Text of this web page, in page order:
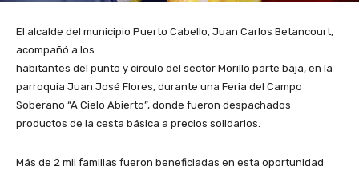
El alcalde del municipio Puerto Cabello, Juan Carlos Betancourt,
acompañó a los
habitantes del punto y círculo del sector Morillo parte baja, en la
parroquia Juan José Flores, durante una Feria del Campo
Soberano “A Cielo Abierto”, donde fueron despachados
productos de la cesta básica a precios solidarios.
Más de 2 mil familias fueron beneficiadas en esta oportunidad